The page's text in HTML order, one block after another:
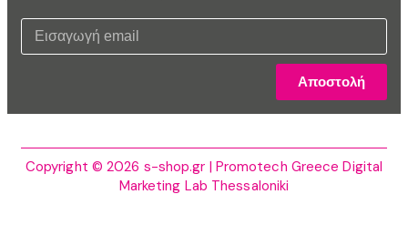
Αποστολή
Copyright © 2026 s-shop.gr | Promotech Greece Digital
Marketing Lab Thessaloniki